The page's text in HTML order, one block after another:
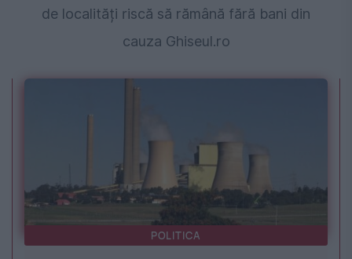
de localități riscă să rămână fără bani din
cauza Ghiseul.ro
POLITICA